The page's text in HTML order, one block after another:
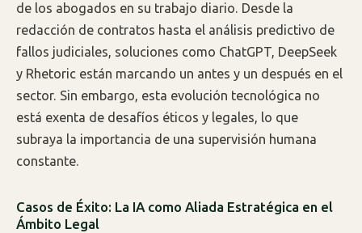
de los abogados en su trabajo diario. Desde la
redacción de contratos hasta el análisis predictivo de
fallos judiciales, soluciones como ChatGPT, DeepSeek
y Rhetoric están marcando un antes y un después en el
sector. Sin embargo, esta evolución tecnológica no
está exenta de desafíos éticos y legales, lo que
subraya la importancia de una supervisión humana
constante.
Casos de Éxito: La IA como Aliada Estratégica en el
Ámbito Legal